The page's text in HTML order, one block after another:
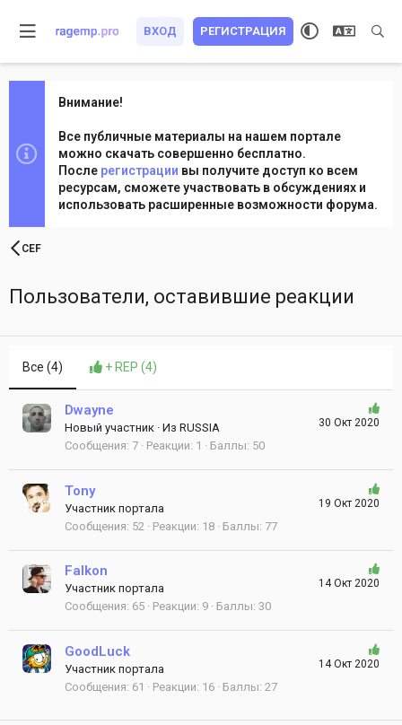
ВХОД РЕГИСТРАЦИЯ
Внимание!
Все публичные материалы на нашем портале
можно скачать совершенно бесплатно.
После регистрации вы получите доступ ко всем
ресурсам, сможете участвовать в обсуждениях и
использовать расширенные возможности форума.
CEF
Пользователи, оставившие реакции
Все (4) + REP (4)
30 Окт 2020
Dwayne
Новый участник · Из RUSSIA
Сообщения 7 Реакции 1 Баллы 50
19 Окт 2020
Tony
Участник портала
Сообщения 52 Реакции 18 Баллы 77
14 Окт 2020
Falkon
Участник портала
Сообщения 65 Реакции 9 Баллы 30
14 Окт 2020
GoodLuck
Участник портала
Сообщения 61 Реакции 16 Баллы 27